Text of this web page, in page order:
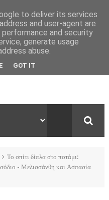
Το σπίτι δίπλα στο ποτάμι:
- Μελισσάνθη και Ασπασία
to deliver its services
and user-agent are
and security
generate usage
abuse.
GOT IT